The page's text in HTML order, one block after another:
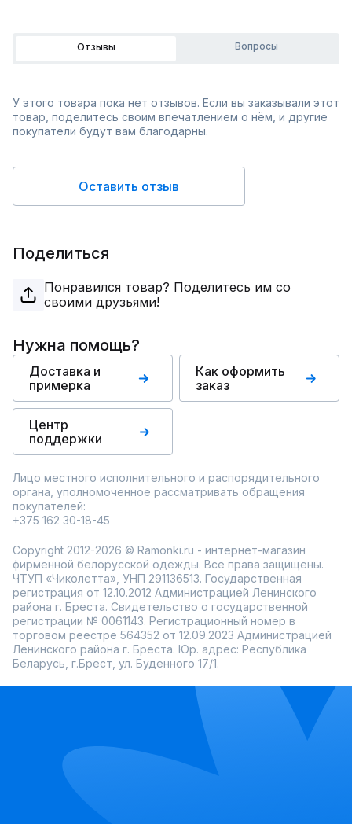
Отзывы Вопросы
У этого товара пока нет отзывов. Если вы заказывали этот
товар, поделитесь своим впечатлением о нём, и другие
покупатели будут вам благодарны.
Оставить отзыв
Поделиться
Понравился товар? Поделитесь им со
своими друзьями!
Нужна помощь?
Доставка и
примерка
Как оформить
заказ
Центр
поддержки
Лицо местного исполнительного и распорядительного
органа, уполномоченное рассматривать обращения
покупателей:
+375 162 30-18-45
Copyright 2012-2026 © Ramonki.ru - интернет-магазин
фирменной белорусской одежды. Все права защищены.
ЧТУП «Чиколетта», УНП 291136513. Государственная
регистрация от 12.10.2012 Администрацией Ленинского
района г. Бреста. Свидетельство о государственной
регистрации № 0061143. Регистрационный номер в
торговом реестре 564352 от 12.09.2023 Администрацией
Ленинского района г. Бреста. Юр. адрес: Республика
Беларусь, г.Брест, ул. Буденного 17/1.